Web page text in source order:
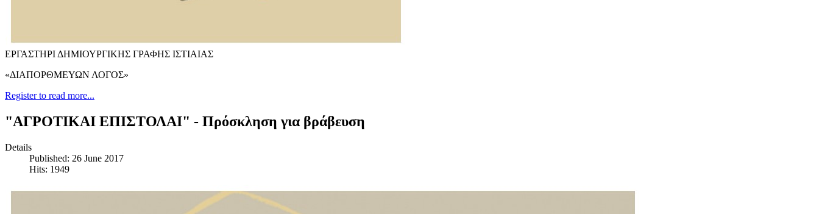
EΡΓΑΣΤΗΡΙ ΔΗΜΙΟΥΡΓΙΚΗΣ ΓΡΑΦΗΣ ΙΣΤΙΑΙΑΣ
«ΔΙΑΠΟΡΘΜΕΥΩΝ ΛΟΓΟΣ»
Register to read more...
"ΑΓΡΟΤΙΚΑΙ ΕΠΙΣΤΟΛΑΙ" - Πρόσκληση για βράβευση
Details
Published: 26 June 2017
Hits: 1949